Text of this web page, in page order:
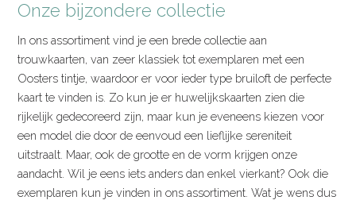
Onze bijzondere collectie
In ons assortiment vind je een brede collectie aan
trouwkaarten, van zeer klassiek tot exemplaren met een
Oosters tintje, waardoor er voor ieder type bruiloft de perfecte
kaart te vinden is. Zo kun je er huwelijkskaarten zien die
rijkelijk gedecoreerd zijn, maar kun je eveneens kiezen voor
een model die door de eenvoud een lieflijke sereniteit
uitstraalt. Maar, ook de grootte en de vorm krijgen onze
aandacht. Wil je eens iets anders dan enkel vierkant? Ook die
exemplaren kun je vinden in ons assortiment. Wat je wens dus